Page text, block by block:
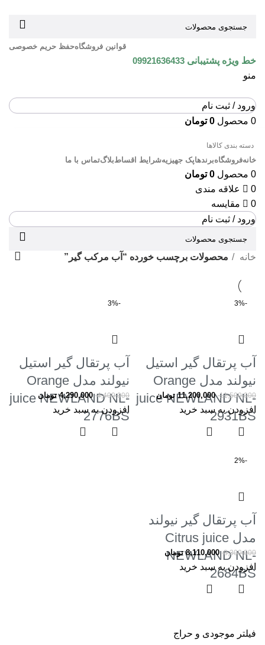
قوانین فروشگاهحفظ حریم خصوصی
خط ویژه پشتیبانی 09921636433
منو
ورود / ثبت نام
0 محصول 0 تومان
دسته بندی کالاها
خانهفروشگاهبرندهاپک جهیزیهشرایط اقساطبلاگتماس با ما
0 محصول 0 تومان
0
علاقه مندی
0
مقایسه
ورود / ثبت نام
فیلتر موجودی و حراج
خانه محصولات برچسب خورده “آب مرکب گیر”
-3%
آب پرتقال گیر استیل
نیولند مدل Orange
juice NEWLAND NL-
2931BS
11,500,000
11,200,000 تومان
افزودن به سبد خرید
-3%
آب پرتقال گیر استیل
نیولند مدل Orange
juice NEWLAND NL-
2776BS
4,400,000
4,290,000 تومان
افزودن به سبد خرید
-2%
آب پرتقال گیر نیولند
مدل Citrus juice
NEWLAND NL-
2684BS
8,300,000
8,110,000 تومان
افزودن به سبد خرید